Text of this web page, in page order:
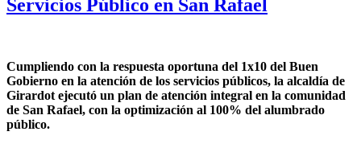
Servicios Público en San Rafael
Cumpliendo con la respuesta oportuna del 1x10 del Buen
Gobierno en la atención de los servicios públicos, la alcaldía de
Girardot ejecutó un plan de atención integral en la comunidad
de San Rafael, con la optimización al 100% del alumbrado
público.